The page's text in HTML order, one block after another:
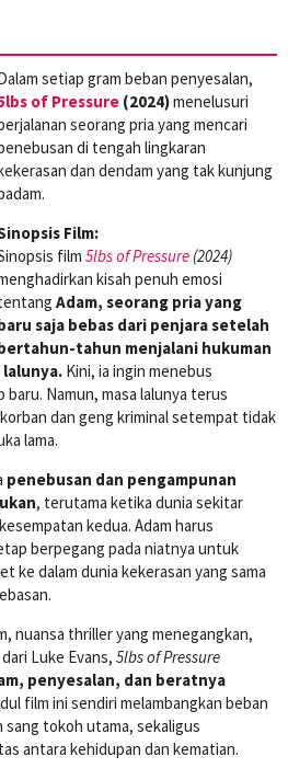
setiap gram beban penyesalan,
of Pressure (2024)menelusuri
seorang pria yang mencari
di tengah lingkaran
dan dendam yang tak kunjung
Film:
film 5lbs of Pressure (2024)
kisah penuh emosi
Adam, seorang pria yang
saja bebas dari penjara setelah
tahun menjalani hukuman
lalunya. Kini, ia ingin menebus
baru. Namun, masa lalunya terus
dan geng kriminal setempat tidak
lama.
penebusan dan pengampunan
, terutama ketika dunia sekitar
kedua. Adam harus
berpegang pada niatnya untuk
ke dalam dunia kekerasan yang sama
nuansa thriller yang menegangkan,
Luke Evans, 5lbs of Pressure
penyesalan, dan beratnya
film ini sendiri melambangkan beban
sang tokoh utama, sekaligus
antara kehidupan dan kematian.